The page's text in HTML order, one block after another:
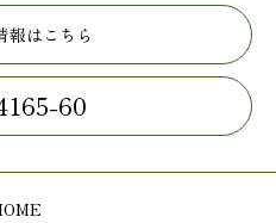
報はこちら
60